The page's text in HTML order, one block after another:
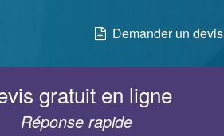
Demander un devis
gratuit en ligne
Réponse rapide